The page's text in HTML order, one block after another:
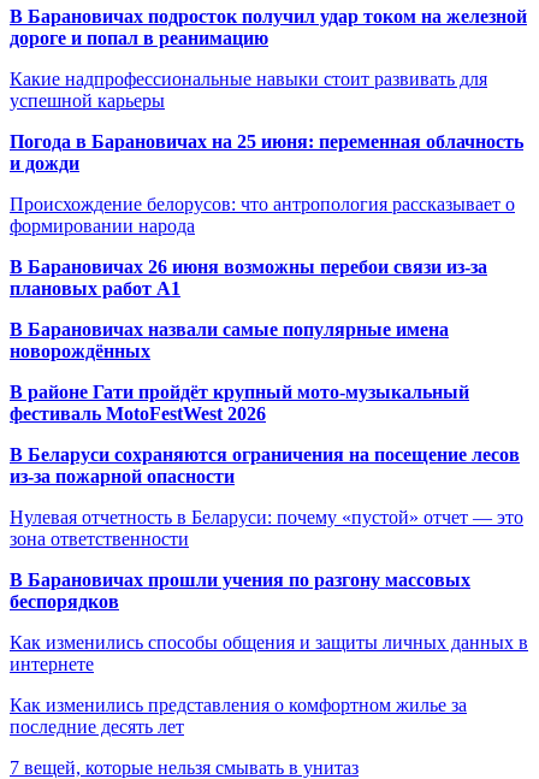
В Барановичах подросток получил удар током на железной
дороге и попал в реанимацию
Какие надпрофессиональные навыки стоит развивать для
успешной карьеры
Погода в Барановичах на 25 июня: переменная облачность
и дожди
Происхождение белорусов: что антропология рассказывает о
формировании народа
В Барановичах 26 июня возможны перебои связи из-за
плановых работ A1
В Барановичах назвали самые популярные имена
новорождённых
В районе Гати пройдёт крупный мото-музыкальный
фестиваль MotoFestWest 2026
В Беларуси сохраняются ограничения на посещение лесов
из-за пожарной опасности
Нулевая отчетность в Беларуси: почему «пустой» отчет — это
зона ответственности
В Барановичах прошли учения по разгону массовых
беспорядков
Как изменились способы общения и защиты личных данных в
интернете
Как изменились представления о комфортном жилье за
последние десять лет
7 вещей, которые нельзя смывать в унитаз